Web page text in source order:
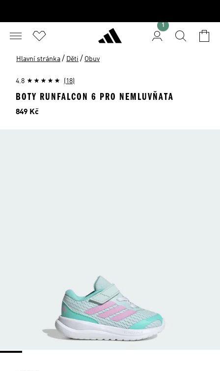
1
Hlavní stránka / Děti / Obuv
4.8 (18)
BOTY RUNFALCON 6 PRO NEMLUVŇATA
Cena
849 Kč